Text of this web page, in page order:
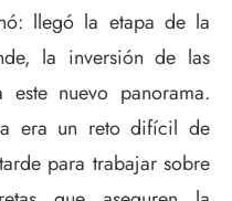
llegó la etapa de la
la inversión de las
nuevo panorama.
era un reto difícil de
para trabajar sobre